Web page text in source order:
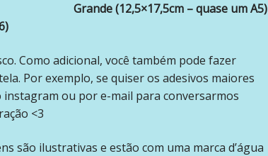
Grande (12,5×17,5cm – quase um A5)
Como adicional, você também pode fazer
Por exemplo, se quiser os adesivos maiores
instagram ou por e-mail para conversarmos
<3
são ilustrativas e estão com uma marca d’água